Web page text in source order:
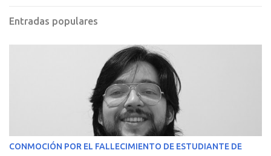
Entradas populares
CONMOCIÓN POR EL FALLECIMIENTO DE ESTUDIANTE DE